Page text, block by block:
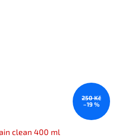
250 Kč
–19 %
clean 400 ml